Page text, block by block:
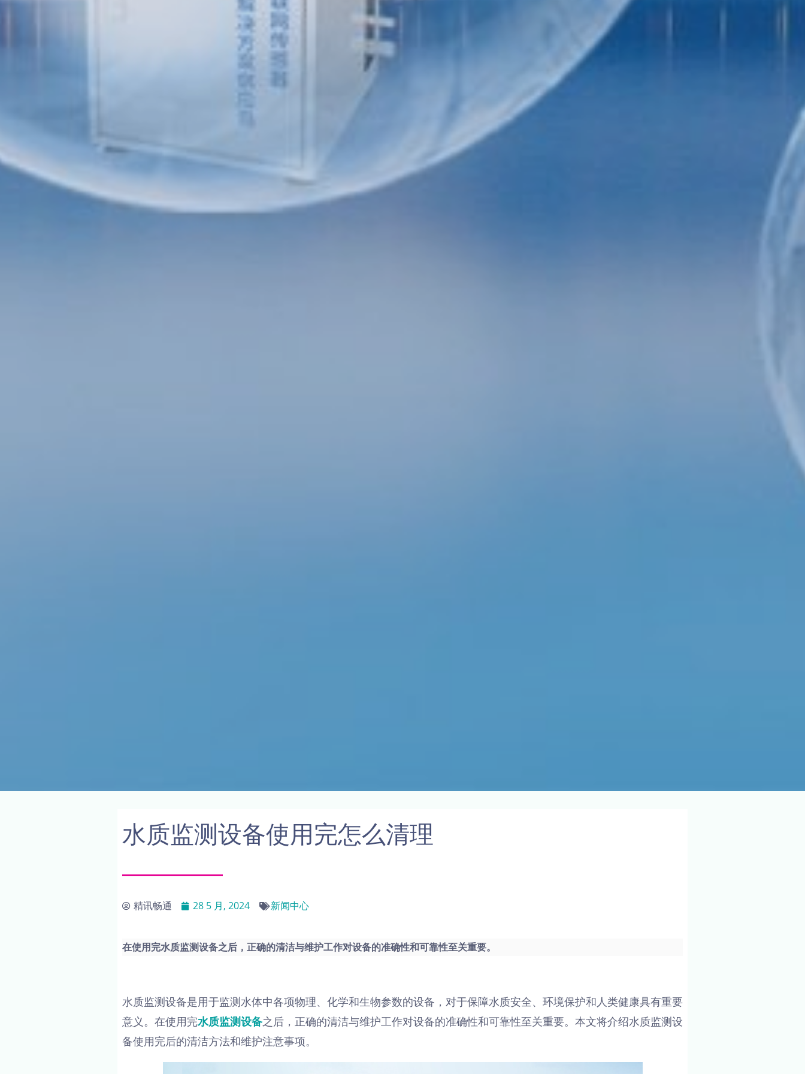
水质监测设备使用完怎么清理
精讯畅通 28 5 月, 2024 新闻中心
在使用完水质监测设备之后，正确的清洁与维护工作对设备的准确性和可靠性至关重要。
水质监测设备是用于监测水体中各项物理、化学和生物参数的设备，对于保障水质安全、环境保护和人类健康具有重要
意义。在使用完水质监测设备之后，正确的清洁与维护工作对设备的准确性和可靠性至关重要。本文将介绍水质监测设
备使用完后的清洁方法和维护注意事项。